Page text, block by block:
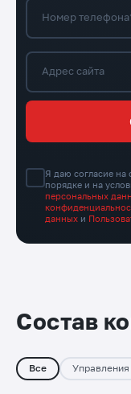
Номер
Адрес сайта
Я даю согласие на
порядке и на
персональных
данных и
Состав
Все Управления